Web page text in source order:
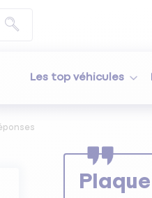
Les top véhicules